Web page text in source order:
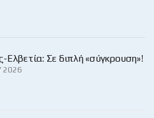
Ελβετία: Σε διπλή «σύγκρουση»!
2026